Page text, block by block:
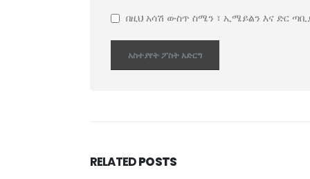
በዚህ አሳሽ ውስጥ ስሜን ፣ ኢሜይልን እና ድር
RELATEDPOSTS